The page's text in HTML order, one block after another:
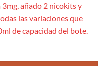
3mg, añado 2 nicokits y
las variaciones que
de capacidad del bote.